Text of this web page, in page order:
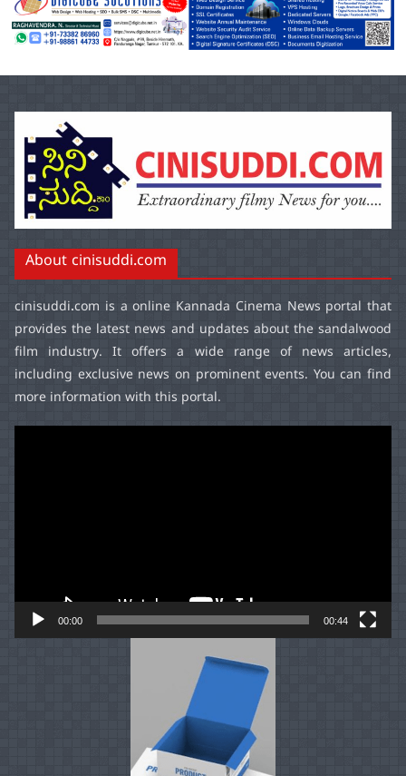
About cinisuddi.com
cinisuddi.com is a online Kannada Cinema News portal that
provides the latest news and updates about the sandalwood
film industry. It offers a wide range of news articles,
including exclusive news on prominent events. You can find
more information with this portal.
00:00 00:44